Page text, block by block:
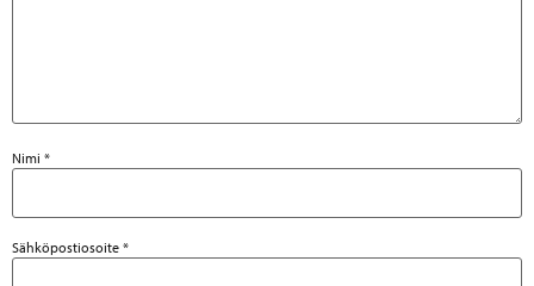
Nimi *
Sähköpostiosoite *